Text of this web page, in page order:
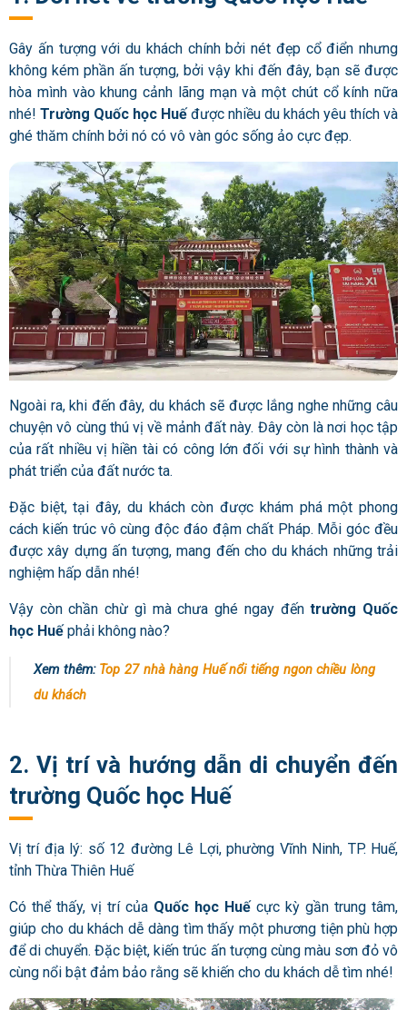
Gây ấn tượng với du khách chính bởi nét đẹp cổ điển nhưng
không kém phần ấn tượng, bởi vậy khi đến đây, bạn sẽ được
hòa mình vào khung cảnh lãng mạn và một chút cổ kính nữa
nhé! Trường Quốc học Huế được nhiều du khách yêu thích và
ghé thăm chính bởi nó có vô vàn góc sống ảo cực đẹp.
Ngoài ra, khi đến đây, du khách sẽ được lắng nghe những câu
chuyện vô cùng thú vị về mảnh đất này. Đây còn là nơi học tập
của rất nhiều vị hiền tài có công lớn đối với sự hình thành và
phát triển của đất nước ta.
Đặc biệt, tại đây, du khách còn được khám phá một phong
cách kiến trúc vô cùng độc đáo đậm chất Pháp. Mỗi góc đều
được xây dựng ấn tượng, mang đến cho du khách những trải
nghiệm hấp dẫn nhé!
Vậy còn chần chừ gì mà chưa ghé ngay đếntrường Quốc
học Huế phải không nào?
Xem thêm: Top 27 nhà hàng Huế nổi tiếng ngon chiều lòng
du khách
2. Vị trí và hướng dẫn di chuyển đến
trường Quốc học Huế
Vị trí địa lý: số 12 đường Lê Lợi, phường Vĩnh Ninh, TP. Huế,
tỉnh Thừa Thiên Huế
Có thể thấy, vị trí của Quốc học Huế cực kỳ gần trung tâm,
giúp cho du khách dễ dàng tìm thấy một phương tiện phù hợp
để di chuyển. Đặc biệt, kiến trúc ấn tượng cùng màu sơn đỏ vô
cùng nổi bật đảm bảo rằng sẽ khiến cho du khách dễ tìm nhé!